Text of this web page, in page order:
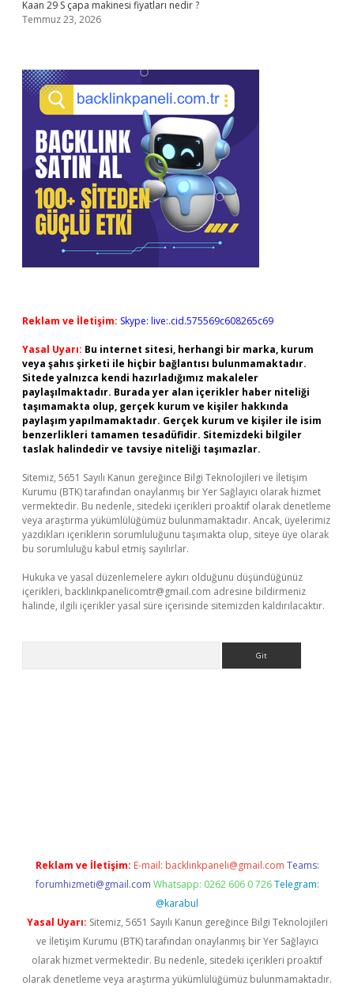
Kaan 29 S çapa makinesi fiyatları nedir ?
Temmuz 23, 2026
Reklam ve İletişim: Skype: live:.cid.575569c608265c69
Yasal Uyarı: Bu internet sitesi, herhangi bir marka, kurum
veya şahıs şirketi ile hiçbir bağlantısı bulunmamaktadır.
Sitede yalnızca kendi hazırladığımız makaleler
paylaşılmaktadır. Burada yer alan içerikler haber niteliği
taşımamakta olup, gerçek kurum ve kişiler hakkında
paylaşım yapılmamaktadır. Gerçek kurum ve kişiler ile isim
benzerlikleri tamamen tesadüfidir. Sitemizdeki bilgiler
taslak halindedir ve tavsiye niteliği taşımazlar.
Sitemiz, 5651 Sayılı Kanun gereğince Bilgi Teknolojileri ve İletişim
Kurumu (BTK) tarafından onaylanmış bir Yer Sağlayıcı olarak hizmet
vermektedir. Bu nedenle, sitedeki içerikleri proaktif olarak denetleme
veya araştırma yükümlülüğümüz bulunmamaktadır. Ancak, üyelerimiz
yazdıkları içeriklerin sorumluluğunu taşımakta olup, siteye üye olarak
bu sorumluluğu kabul etmiş sayılırlar.
Hukuka ve yasal düzenlemelere aykırı olduğunu düşündüğünüz
içerikleri, backlinkpanelicomtr@gmail.com adresine bildirmeniz
halinde, ilgili içerikler yasal süre içerisinde sitemizden kaldırılacaktır.
Reklam ve İletişim: E-mail: backlinkpaneli@gmail.com Teams:
forumhizmeti@gmail.com Whatsapp: 0262 606 0 726 Telegram:
@karabul
Yasal Uyarı: Sitemiz, 5651 Sayılı Kanun gereğince Bilgi Teknolojileri
ve İletişim Kurumu (BTK) tarafından onaylanmış bir Yer Sağlayıcı
olarak hizmet vermektedir. Bu nedenle, sitedeki içerikleri proaktif
olarak denetleme veya araştırma yükümlülüğümüz bulunmamaktadır.